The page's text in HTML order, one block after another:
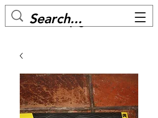
MC BIKE Perpignan